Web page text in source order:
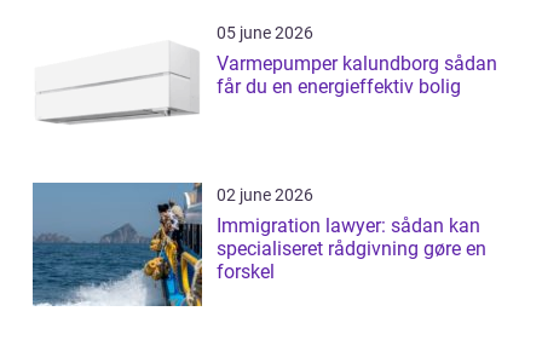
05 june 2026
Varmepumper kalundborg sådan
får du en energieffektiv bolig
02 june 2026
Immigration lawyer: sådan kan
specialiseret rådgivning gøre en
forskel